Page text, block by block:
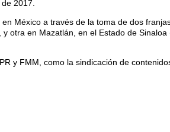
2017.
México a través de la toma de dos
otra en Mazatlán, en el Estado de
y FMM, como la sindicación de